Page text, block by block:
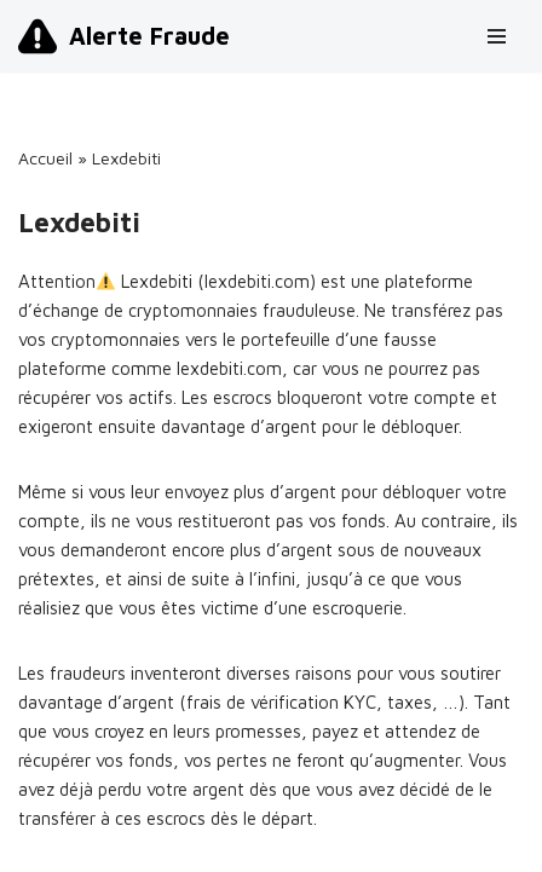
Alerte Fraude
Accueil » Lexdebiti
Lexdebiti
Attention
Lexdebiti (lexdebiti.com) est une plateforme
d’échange de cryptomonnaies frauduleuse. Ne transférez pas
vos cryptomonnaies vers le portefeuille d’une fausse
plateforme comme lexdebiti.com, car vous ne pourrez pas
récupérer vos actifs. Les escrocs bloqueront votre compte et
exigeront ensuite davantage d’argent pour le débloquer.
Même si vous leur envoyez plus d’argent pour débloquer votre
compte, ils ne vous restitueront pas vos fonds. Au contraire, ils
vous demanderont encore plus d’argent sous de nouveaux
prétextes, et ainsi de suite à l’infini, jusqu’à ce que vous
réalisiez que vous êtes victime d’une escroquerie.
Les fraudeurs inventeront diverses raisons pour vous soutirer
davantage d’argent (frais de vérification KYC, taxes, …). Tant
que vous croyez en leurs promesses, payez et attendez de
récupérer vos fonds, vos pertes ne feront qu’augmenter. Vous
avez déjà perdu votre argent dès que vous avez décidé de le
transférer à ces escrocs dès le départ.